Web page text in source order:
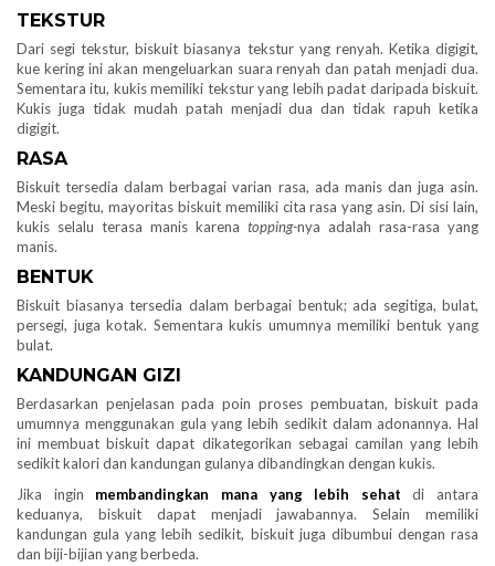
TEKSTUR
Dari segi tekstur, biskuit biasanya tekstur yang renyah. Ketika digigit,
kue kering ini akan mengeluarkan suara renyah dan patah menjadi dua.
Sementara itu, kukis memiliki tekstur yang lebih padat daripada biskuit.
Kukis juga tidak mudah patah menjadi dua dan tidak rapuh ketika
digigit.
RASA
Biskuit tersedia dalam berbagai varian rasa, ada manis dan juga asin.
Meski begitu, mayoritas biskuit memiliki cita rasa yang asin. Di sisi lain,
kukis selalu terasa manis karena topping-nya adalah rasa-rasa yang
manis.
BENTUK
Biskuit biasanya tersedia dalam berbagai bentuk; ada segitiga, bulat,
persegi, juga kotak. Sementara kukis umumnya memiliki bentuk yang
bulat.
KANDUNGAN GIZI
Berdasarkan penjelasan pada poin proses pembuatan, biskuit pada
umumnya menggunakan gula yang lebih sedikit dalam adonannya. Hal
ini membuat biskuit dapat dikategorikan sebagai camilan yang lebih
sedikit kalori dan kandungan gulanya dibandingkan dengan kukis.
Jika ingin membandingkan mana yang lebih sehat di antara
keduanya, biskuit dapat menjadi jawabannya. Selain memiliki
kandungan gula yang lebih sedikit, biskuit juga dibumbui dengan rasa
dan biji-bijian yang berbeda.